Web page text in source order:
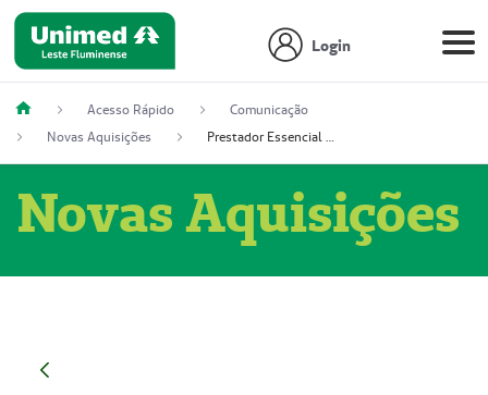
Login
Acesso Rápido
Comunicação
Novas Aquisições
Prestador Essencial Gestão em Saúde Ereli (51004354-7)
Novas Aquisições